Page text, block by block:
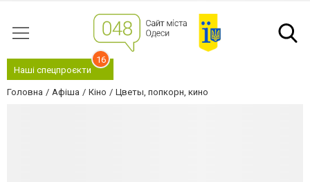
Наші спецпроєкти
16
Головна Афіша Кіно Цветы, попкорн, кино